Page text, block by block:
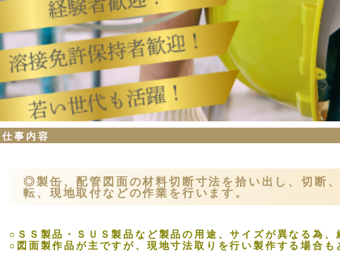
仕事内容
◎製缶、配管図面の材料切断寸法を拾い出し、切断
転、現地取付などの作業を行います。
○ＳＳ製品・ＳＵＳ製品など製品の用途、サイズが異なる為、
○図面製作品が主ですが、現地寸法取りを行い製作する場合も